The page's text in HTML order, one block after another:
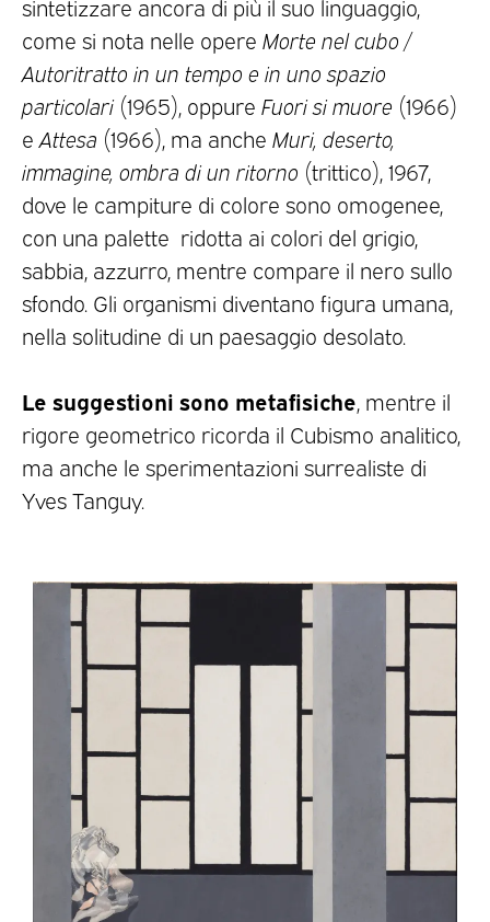
sintetizzare ancora di più il suo linguaggio,
come si nota nelle opere Morte nel cubo /
Autoritratto in un tempo e in uno spazio
particolari(1965), oppure Fuori si muore (1966)
e Attesa (1966), ma anche Muri, deserto,
immagine, ombra di un ritorno (trittico), 1967,
dove le campiture di colore sono omogenee,
con una palette ridotta ai colori del grigio,
sabbia, azzurro, mentre compare il nero sullo
sfondo. Gli organismi diventano figura umana,
nella solitudine di un paesaggio desolato.
Le suggestioni sono metafisiche , mentre il
rigore geometrico ricorda il Cubismo analitico,
ma anche le sperimentazioni surrealiste di
Yves Tanguy.